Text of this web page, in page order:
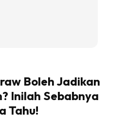
Boleh Jadikan
Inilah Sebabnya
Tahu!